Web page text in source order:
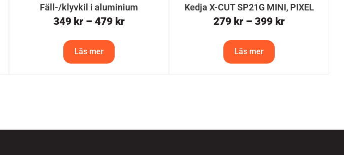
Fäll-/klyvkil i aluminium
349 kr – 479 kr
Läs mer
Kedja X-CUT SP21G MINI, PIXEL
279 kr – 399 kr
Läs mer